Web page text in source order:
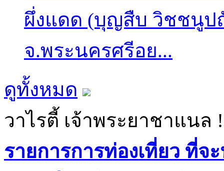
ผึ่งแดด (บุญสืบ วิชชนูป
จ.พระนครศรีอย...
ดูทั้งหมด
วาไรตี้ เจ้าพระยาชาแนล
รายการการท่องเที่ยว ที่